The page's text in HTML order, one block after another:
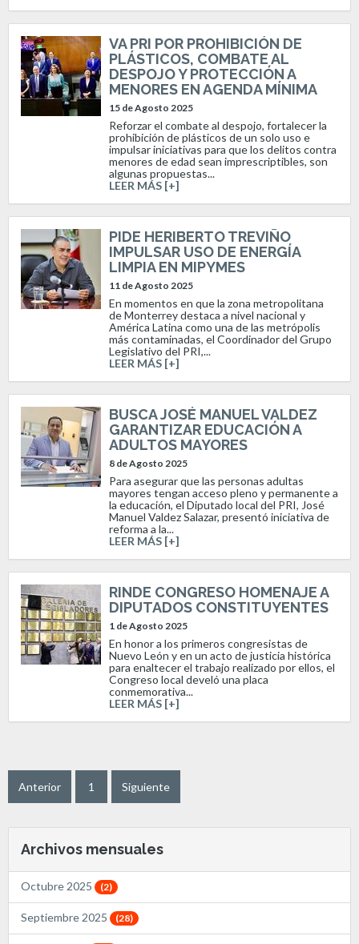
VA PRI POR PROHIBICIÓN DE
PLÁSTICOS, COMBATE AL
DESPOJO Y PROTECCIÓN A
MENORES EN AGENDA MÍNIMA
15 de Agosto 2025
Reforzar el combate al despojo, fortalecer la
prohibición de plásticos de un solo uso e
impulsar iniciativas para que los delitos contra
menores de edad sean imprescriptibles, son
algunas propuestas...
LEER MÁS [+]
PIDE HERIBERTO TREVIÑO
IMPULSAR USO DE ENERGÍA
LIMPIA EN MIPYMES
11 de Agosto 2025
En momentos en que la zona metropolitana
de Monterrey destaca a nivel nacional y
América Latina como una de las metrópolis
más contaminadas, el Coordinador del Grupo
Legislativo del PRI,...
LEER MÁS [+]
BUSCA JOSÉ MANUEL VALDEZ
GARANTIZAR EDUCACIÓN A
ADULTOS MAYORES
8 de Agosto 2025
Para asegurar que las personas adultas
mayores tengan acceso pleno y permanente a
la educación, el Diputado local del PRI, José
Manuel Valdez Salazar, presentó iniciativa de
reforma a la...
LEER MÁS [+]
RINDE CONGRESO HOMENAJE A
DIPUTADOS CONSTITUYENTES
1 de Agosto 2025
En honor a los primeros congresistas de
Nuevo León y en un acto de justicia histórica
para enaltecer el trabajo realizado por ellos, el
Congreso local develó una placa
conmemorativa...
LEER MÁS [+]
Anterior 1 Siguiente
Archivos mensuales
Octubre 2025 (2)
Septiembre 2025 (28)